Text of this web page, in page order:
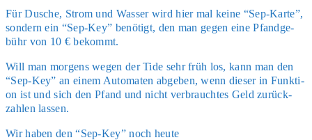
Für Dusche, Strom und Was­ser wird hier mal kei­ne “Sep-Kar­te”,
son­dern ein “Sep-Key” benö­tigt, den man gegen eine Pfand­ge­
bühr von 10 € bekommt.
Will man mor­gens wegen der Tide sehr früh los, kann man den
“Sep-Key” an einem Auto­ma­ten abge­ben, wenn die­ser in Funk­ti­
on ist und sich den Pfand und nicht ver­brauch­tes Geld zurück­
zah­len las­sen.
Wir haben den “Sep-Key” noch heu­te